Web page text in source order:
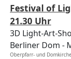
Festival of
21.30 Uhr
3D Light-Art-
Berliner Dom
Oberpfarr- und